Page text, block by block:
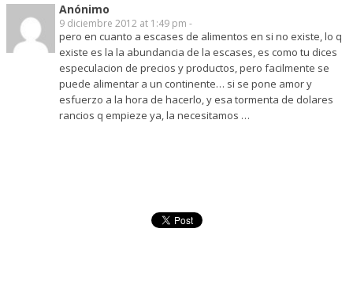
Anónimo
9 diciembre 2012 at 1:49 pm -
pero en cuanto a escases de alimentos en si no existe, lo q
existe es la la abundancia de la escases, es como tu dices
especulacion de precios y productos, pero facilmente se
puede alimentar a un continente… si se pone amor y
esfuerzo a la hora de hacerlo, y esa tormenta de dolares
rancios q empieze ya, la necesitamos …